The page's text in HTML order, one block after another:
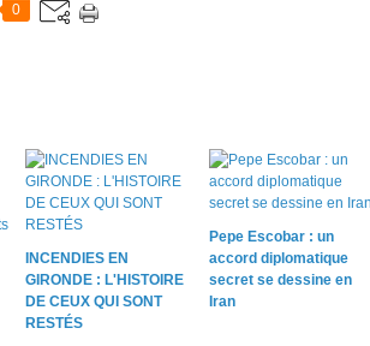
0
INCENDIES EN
GIRONDE : L'HISTOIRE
DE CEUX QUI SONT
RESTÉS
Pepe Escobar : un
accord diplomatique
secret se dessine en
Iran